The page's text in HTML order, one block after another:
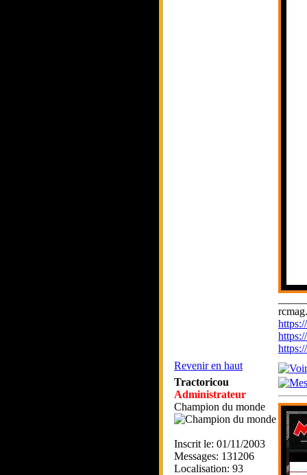
Revenir en haut
Tractoricou
Administrateur
Champion du monde
Inscrit le: 01/11/2003
Messages: 131206
Localisation: 93